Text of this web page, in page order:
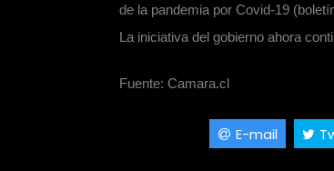
de la pandemia por Covid-19
La iniciativa del gobierno ahora
Fuente: Camara.cl
E-mail